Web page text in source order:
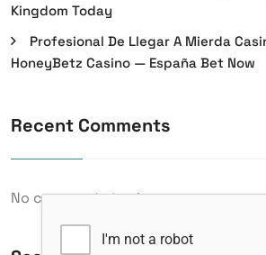
Kingdom Today
Profesional De Llegar A Mierda
HoneyBetz Casino — España Bet Now
Recent Comments
No comments to show.